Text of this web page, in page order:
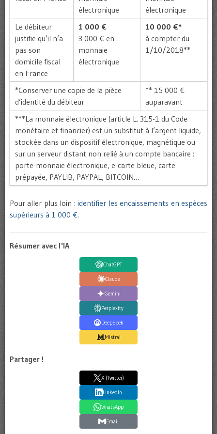
électronique
électronique
Le débiteur
justifie qu’il n’a
pas son
domicile fiscal
en France
1 000 €
3 000 € en
monnaie
électronique
10 000 €*
à compter du
1/10/2018**
*Conserver une copie de la pièce
d’identité du débiteur
** 15 000 €
auparavant
***La monnaie électronique (article L. 315-1 du Code
monétaire et financier) est un substitut à l’argent liquide,
stockée dans un dispositif électronique, magnétique ou
sur un serveur distant non relié à un compte bancaire :
porte-monnaie électronique, e-carte bleue, carte
prépayée, PAYLIB, PAYPAL, BITCOIN…
Pour aller plus loin :identifier les encaissements en espèces
supérieurs à 1 000 €.
Résumer avec l'IA
ChatGPT
Claude
Gemini
Perplexity
DeepSeek
Mistral
Partager !
X (Twitter)
LinkedIn
WhatsApp
Email